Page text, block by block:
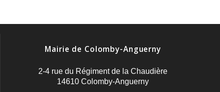
Mairie de Colomby-Anguerny
2-4 rue du Régiment de la Chaudière
14610 Colomby-Anguerny